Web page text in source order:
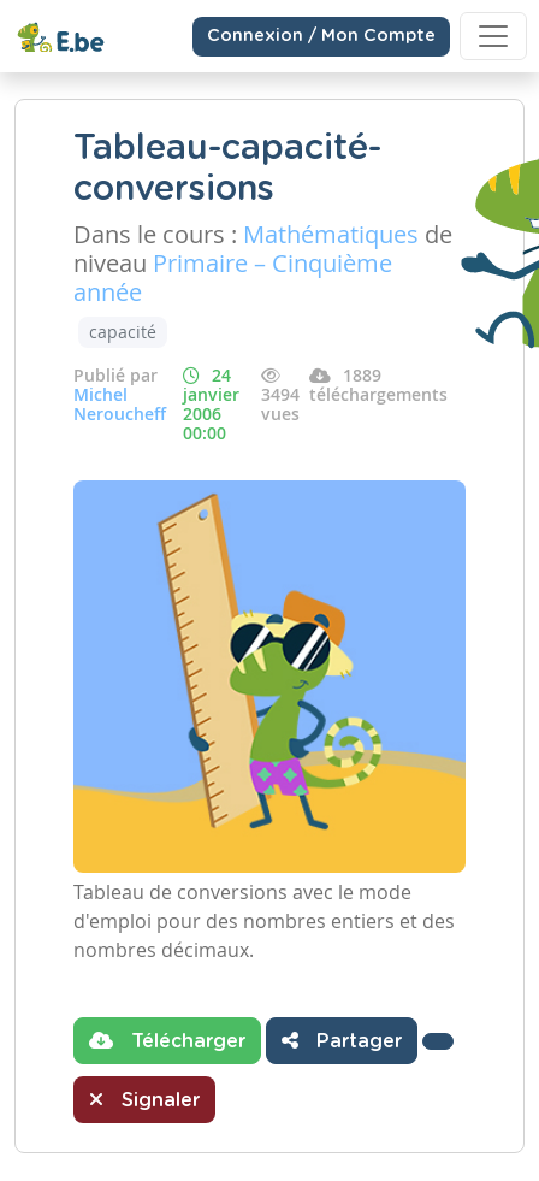
Connexion / Mon Compte
Tableau-capacité-
conversions
Dans le cours : Mathématiques de
niveau Primaire – Cinquième
année
capacité
Publié par
Michel
Neroucheff
24
janvier
2006
00:00
3494
vues
1889
téléchargements
Tableau de conversions avec le mode
d'emploi pour des nombres entiers et des
nombres décimaux.
Télécharger Partager
Signaler